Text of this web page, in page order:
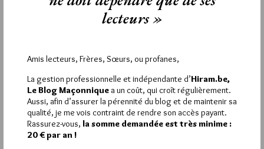
@ Rémi (1):
de la GLDF? Tes propos le laissent à penser.
REMI
2 JUILLET 2026 À 5H49 /
lecteurs »
Amis lecteurs, Frères, Sœurs, ou profanes,
La gestion professionnelle et indépendante d’Hiram.be,
Le Blog Maçonnique a un coût, qui croît régulièrement.
Aussi, afin d’assurer la pérennité du blog et de maintenir sa
qualité, je me vois contraint de rendre son accès payant.
Rassurez-vous, la somme demandée est très minime :
20 € par an !